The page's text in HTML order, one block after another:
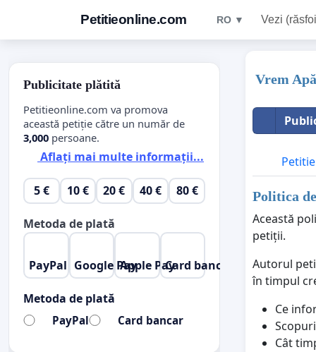
Petitieonline.com RO ▼ Vezi
Vrem
Petitie
Politica
Această
petiții.
Autorul
în timpul
Ce
Cât
Publicitate plătită
Petitieonline.com va promova
această petiție către un număr de
3,000 persoane.
Aflați mai multe informații...
5 € 10 € 20 € 40 € 80 €
Metoda de plată
PayPal Google PayApple PayCard bancar
Metoda de plată
PayPal Card bancar